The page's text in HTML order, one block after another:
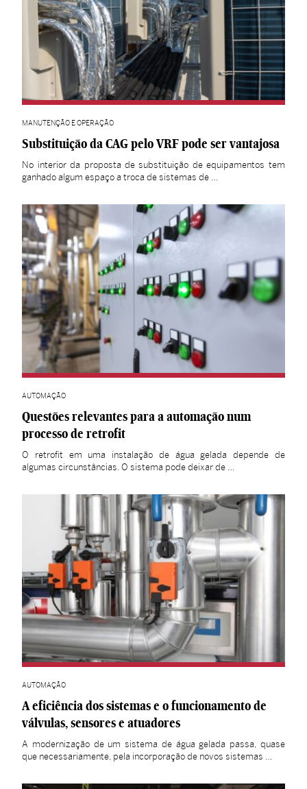
MANUTENÇÃO E OPERAÇÃO
Substituição da CAG pelo VRF pode ser vantajosa
No interior da proposta de substituição de equipamentos tem
ganhado algum espaço a troca de sistemas de …
AUTOMAÇÃO
Questões relevantes para a automação num
processo de retrofit
O retrofit em uma instalação de água gelada depende de
algumas circunstâncias. O sistema pode deixar de …
AUTOMAÇÃO
A eficiência dos sistemas e o funcionamento de
válvulas, sensores e atuadores
A modernização de um sistema de água gelada passa, quase
que necessariamente, pela incorporação de novos sistemas …